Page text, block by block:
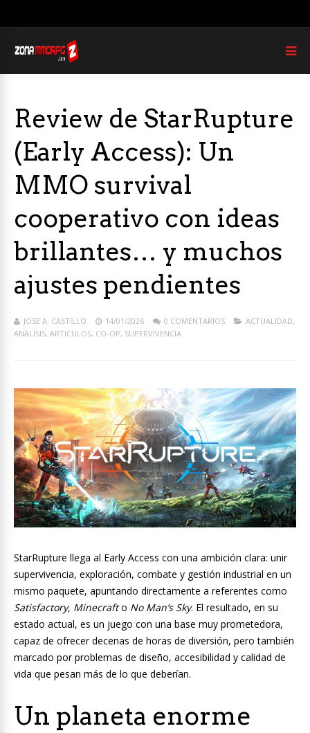
Review de StarRupture
(Early Access): Un
MMO survival
cooperativo con ideas
brillantes… y muchos
ajustes pendientes
JOSE A. CASTILLO 14/01/2026 0 COMENTARIOS ACTUALIDAD,
ANALISIS, ARTICULOS, CO-OP, SUPERVIVENCIA
StarRupture llega al Early Access con una ambición clara: unir
supervivencia, exploración, combate y gestión industrial en un
mismo paquete, apuntando directamente a referentes como
Satisfactory, Minecrafto No Man’s Sky. El resultado, en su
estado actual, es un juego con una base muy prometedora,
capaz de ofrecer decenas de horas de diversión, pero también
marcado por problemas de diseño, accesibilidad y calidad de
vida que pesan más de lo que deberían.
Un planeta enorme